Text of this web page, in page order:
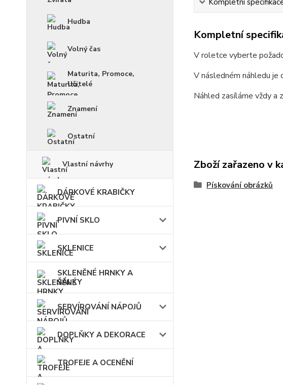
Hudba
Volný čas
Maturita, Promoce,
Učitelé
Znamení
Ostatní
Vlastní návrhy
DÁRKOVÉ KRABIČKY
PIVNÍ SKLO
SKLENICE
SKLENĚNÉ HRNKY A
ŠÁLKY
SERVÍROVÁNÍ NÁPOJŮ
DOPLŇKY A DEKORACE
TROFEJE A OCENĚNÍ
Kompletní
Kompletní
V roletce vyberte
V následném náhledu je
Náhled zasíláme vždy a
Zboží zařazeno v
Pískování obrázků